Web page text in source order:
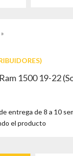
1500 19-22
entrega de 8 a 10
el producto